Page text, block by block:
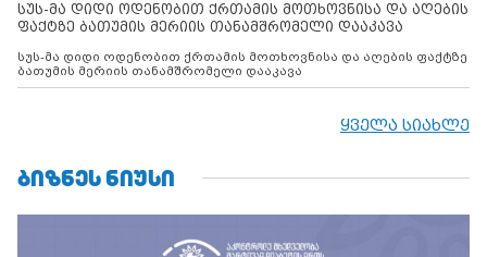
სუს-მა დიდი ოდენობით ქრთამის მოთხოვნისა და აღების
ფაქტზე ბათუმის მერიის თანამშრომელი დააკავა
სუს-მა დიდი ოდენობით ქრთამის მოთხოვნისა და აღების ფაქტზე
ბათუმის მერიის თანამშრომელი დააკავა
ყველა სიახლე
ᲑᲘᲖᲜᲔᲡ ᲜᲘᲣᲡᲘ